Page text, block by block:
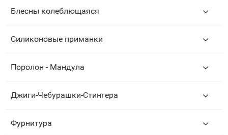
Блесны колеблющаяся
Силиконовые приманки
Поролон - Мандула
Джиги-Чебурашки-Стингера
Фурнитура